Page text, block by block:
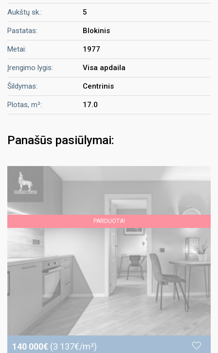
Aukštų sk.: 5
Pastatas: Blokinis
Metai: 1977
Įrengimo lygis: Visa apdaila
Šildymas: Centrinis
Plotas, m²: 17.0
Panašūs pasiūlymai:
PARDUOTA!
140 000€ (3 137€/m²)